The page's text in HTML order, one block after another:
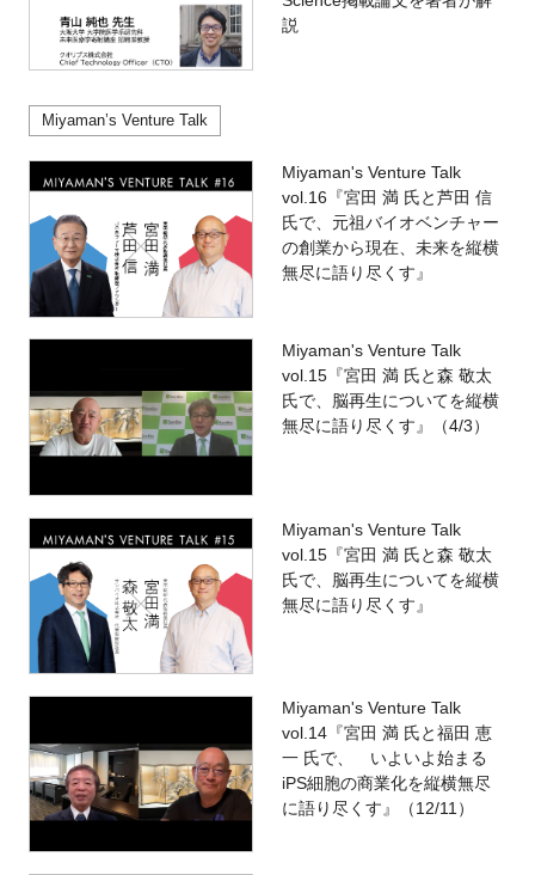
説
Miyaman’s Venture Talk
Miyaman's Venture Talk
vol.16『宮田 満 氏と芦田 信
氏で、元祖バイオベンチャー
の創業から現在、未来を縦横
無尽に語り尽くす』
Miyaman's Venture Talk
vol.15『宮田 満 氏と森 敬太
氏で、脳再生についてを縦横
無尽に語り尽くす』（4/3）
Miyaman's Venture Talk
vol.15『宮田 満 氏と森 敬太
氏で、脳再生についてを縦横
無尽に語り尽くす』
Miyaman's Venture Talk
vol.14『宮田 満 氏と福田 恵
一 氏で、 いよいよ始まる
iPS細胞の商業化を縦横無尽
に語り尽くす』（12/11）